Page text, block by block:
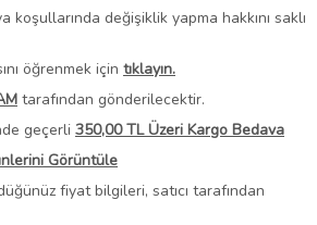
koşullarında değişiklik yapma hakkını saklı
öğrenmek için tıklayın.
tarafından gönderilecektir.
geçerli 350,00 TL Üzeri Kargo Bedava
Görüntüle
fiyat bilgileri, satıcı tarafından